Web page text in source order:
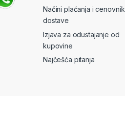
Načini plaćanja i cenovnik
dostave
Izjava za odustajanje od
kupovine
Najčešća pitanja